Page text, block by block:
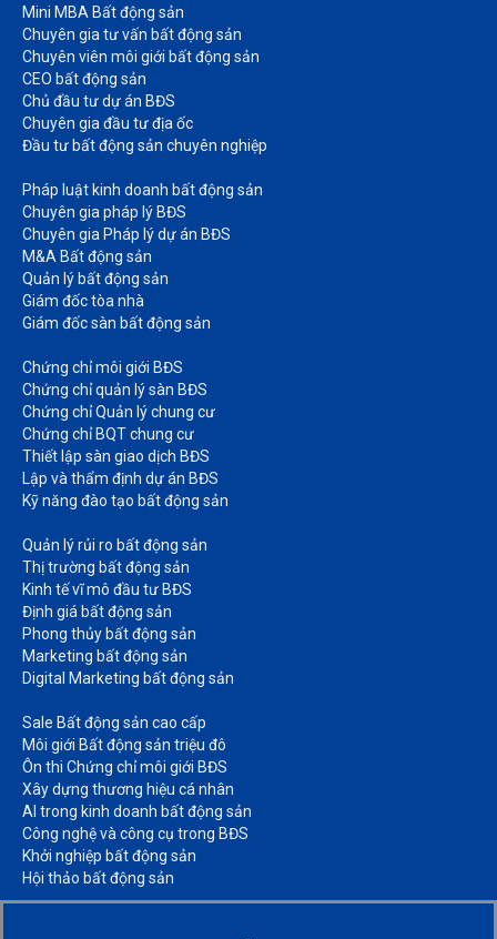
Mini MBA Bất động sản
Chuyên gia tư vấn bất động sản
Chuyên viên môi giới bất động sản​
CEO bất động sản
Chủ đầu tư dự án BĐS
Chuyên gia đầu tư địa ốc​
Đầu tư bất động sản chuyên nghiệp
Pháp luật kinh doanh bất động sản​
Chuyên gia pháp lý BĐS
Chuyên gia Pháp lý dự án BĐS
M&A Bất động sản​
Quản lý bất động sản
Giám đốc tòa nhà​
Giám đốc sàn bất động sản
Chứng chỉ môi giới BĐS​
Chứng chỉ quản lý sàn BĐS
Chứng chỉ Quản lý chung cư​
Chứng chỉ BQT chung cư​
Thiết lập sàn giao dịch BĐS​
Lập và thẩm định dự án BĐS​
Kỹ năng đào tạo bất động sản​
Quản lý rủi ro bất động sản​
Thị trường bất động sản​
Kinh tế vĩ mô đầu tư BĐS​
Định giá bất động sản​
Phong thủy bất động sản​
Marketing bất động sản​
Digital Marketing bất động sản​
Sale Bất động sản cao cấp​
Môi giới Bất động sản triệu đô​
Ôn thi Chứng chỉ môi giới BĐS​
Xây dựng thương hiệu cá nhân​
AI trong kinh doanh bất động sản​
Công nghệ và công cụ trong BĐS​
Khởi nghiệp bất động sản​
Hội thảo bất động sản​